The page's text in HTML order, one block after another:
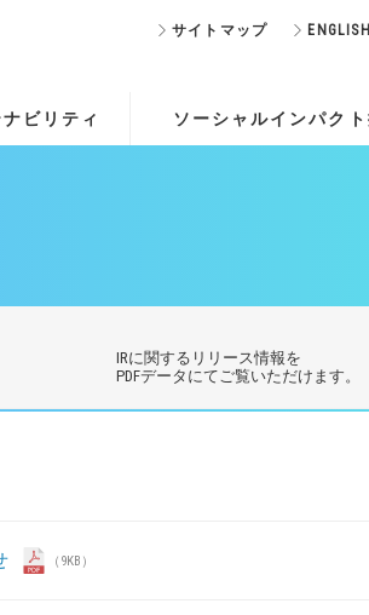
ビリティ ソーシャルインパク
サイトマップ ENGLISH
IRに関するリリース情報を
PDFデータにてご覧いただけます。
（9KB）